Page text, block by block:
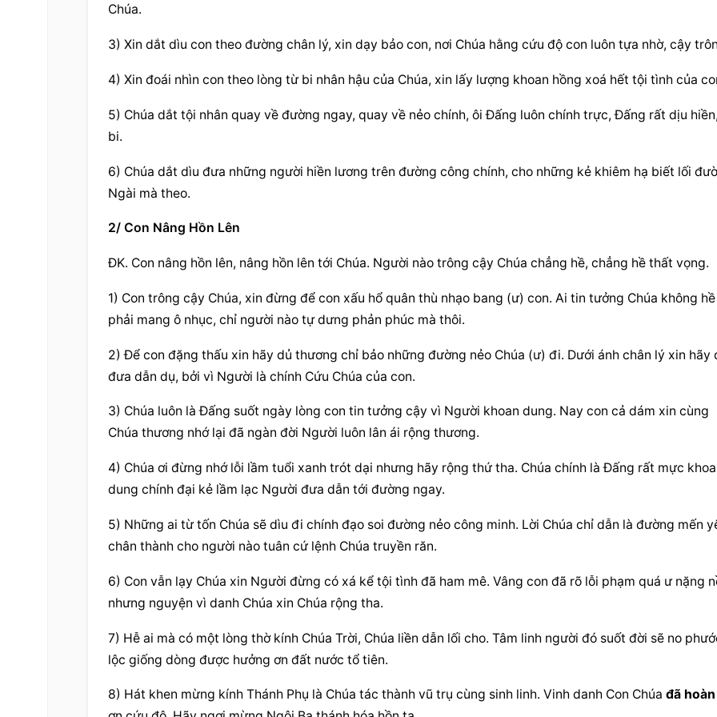
Chúa.
3) Xin dắt dìu con theo đường chân lý, xin dạy bảo con, nơi Chúa hằng cứu độ con luôn tựa nhờ, cậy
4) Xin đoái nhìn con theo lòng từ bi nhân hậu của Chúa, xin lấy lượng khoan hồng xoá hết tội tình của
5) Chúa dắt tội nhân quay về đường ngay, quay về nẻo chính, ôi Đấng luôn chính trực, Đấng rất dịu
bi.
6) Chúa dắt dìu đưa những người hiền lương trên đường công chính, cho những kẻ khiêm hạ biết lối
Ngài mà theo.
2/ Con Nâng Hồn Lên
ĐK. Con nâng hồn lên, nâng hồn lên tới Chúa. Người nào trông cậy Chúa chẳng hề, chẳng hề thất vọng.
1) Con trông cậy Chúa, xin đừng để con xấu hổ quân thù nhạo bang (ư) con. Ai tin tưởng Chúa không hề
phải mang ô nhục, chỉ người nào tự dưng phản phúc mà thôi.
2) Để con đặng thấu xin hãy dủ thương chỉ bảo những đường nẻo Chúa (ư) đi. Dưới ánh chân lý xin hãy
đưa dẫn dụ, bởi vì Người là chính Cứu Chúa của con.
3) Chúa luôn là Đấng suốt ngày lòng con tin tưởng cậy vì Người khoan dung. Nay con cả dám xin cùng
Chúa thương nhớ lại đã ngàn đời Người luôn lân ái rộng thương.
4) Chúa ơi đừng nhớ lỗi lầm tuổi xanh trót dại nhưng hãy rộng thứ tha. Chúa chính là Đấng rất mực
dung chính đại kẻ lầm lạc Người đưa dẫn tới đường ngay.
5) Những ai từ tốn Chúa sẽ dìu đi chính đạo soi đường nẻo công minh. Lời Chúa chỉ dẫn là đường mến
chân thành cho người nào tuân cứ lệnh Chúa truyền răn.
6) Con vẫn lạy Chúa xin Người đừng có xá kể tội tình đã ham mê. Vâng con đã rõ lỗi phạm quá ư nặng
nhưng nguyện vì danh Chúa xin Chúa rộng tha.
7) Hễ ai mà có một lòng thờ kính Chúa Trời, Chúa liền dẫn lối cho. Tâm linh người đó suốt đời sẽ no
lộc giống dòng được hưởng ơn đất nước tổ tiên.
8) Hát khen mừng kính Thánh Phụ là Chúa tác thành vũ trụ cùng sinh linh. Vinh danh Con Chúa đã